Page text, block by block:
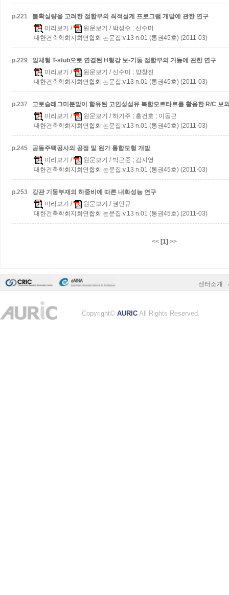
p.221
불확실량을 고려한 접합부의 최적설계 프로그램 개발에 관한 연구
미리보기 / 원문보기 / 박성수 ; 신수미
대한건축학회지회연합회 논문집:v.13 n.01 (통권45호) (2011-03)
p.229
일체형 T-stub으로 연결된 H형강 보-기둥 접합부의 거동에 관한 연구
미리보기 / 원문보기 / 신수미 ; 양창진
대한건축학회지회연합회 논문집:v.13 n.01 (통권45호) (2011-03)
p.237
고로슬래그미분말이 함유된 고인성섬유 복합모르타르를 활용한 R/C 보
미리보기 / 원문보기 / 하기주 ; 홍건호 ; 이동근
대한건축학회지회연합회 논문집:v.13 n.01 (통권45호) (2011-03)
p.245
공동주택공사의 공정 및 원가 통합모형 개발
미리보기 / 원문보기 / 박근준 ; 김지영
대한건축학회지회연합회 논문집:v.13 n.01 (통권45호) (2011-03)
p.253
강관 기둥부재의 하중비에 따른 내화성능 연구
미리보기 / 원문보기 / 권인규
대한건축학회지회연합회 논문집:v.13 n.01 (통권45호) (2011-03)
<< [1] >>
센터소개
Copyright© AURIC All Rights Reserved.